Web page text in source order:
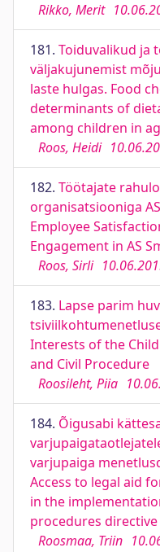
Rikko, Merit
181. Toiduvalikud ja
väljakujunemist
laste hulgas. Food
determinants of
among children in
Roos, Heidi
182. Töötajate
organisatsiooniga
Employee
Engagement in AS
Roos, Sirli
183. Lapse parim
Interests of the
and Civil Procedure
Roosileht, Piia
184. Õigusabi
varjupaiga
Access to legal aid
in the
procedures directive
Roosmaa, Triin